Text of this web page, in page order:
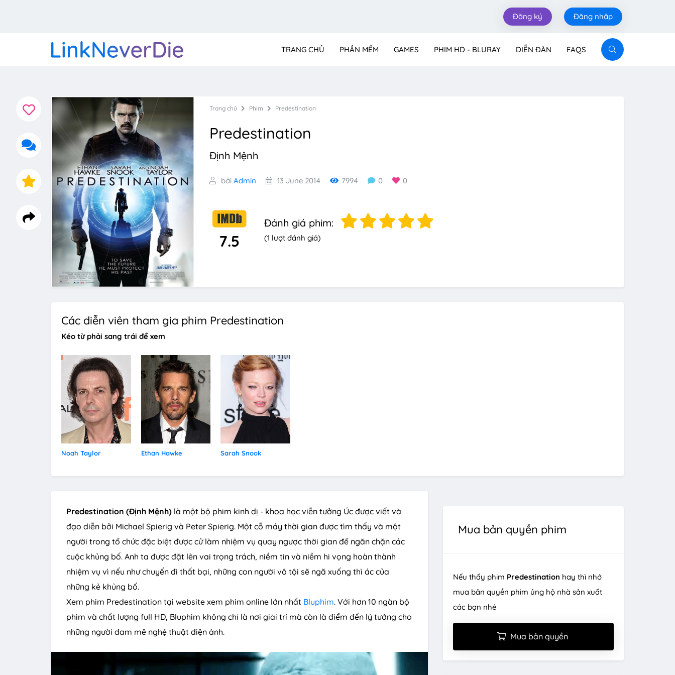
Đăng ký Đăng nhập
TRANG CHỦ PHẦN MỀM GAMES PHIM HD - BLURAY DIỄN ĐÀN FAQS
Trang chủ Phim Predestination
Predestination
Định Mệnh
bởi Admin 13 June 2014 7994 0 0
7.5
Đánh giá phim:
(1 lượt đánh giá)
Các diễn viên tham gia phim Predestination
Kéo từ phải sang trái để xem
Noah Taylor Ethan Hawke Sarah Snook
Predestination (Định Mệnh) là một bộ phim kinh dị - khoa học viễn tưởng Úc được viết và
đạo diễn bởi Michael Spierig và Peter Spierig. Một cỗ máy thời gian được tìm thấy và một
người trong tổ chức đặc biệt được cử làm nhiệm vụ quay ngược thời gian để ngăn chặn các
cuộc khủng bố. Anh ta được đặt lên vai trọng trách, niềm tin và niềm hi vọng hoàn thành
nhiệm vụ vì nếu như chuyến đi thất bại, những con người vô tội sẽ ngã xuống thì ác của
những kẻ khủng bố.
Xem phim Predestination tại website xem phim online lớn nhất Bluphim. Với hơn 10 ngàn bộ
phim và chất lượng full HD, Bluphim không chỉ là nơi giải trí mà còn là điểm đến lý tưởng cho
những người đam mê nghệ thuật điện ảnh.
Mua bản quyền phim
Nếu thấy phim Predestination hay thì nhớ
mua bản quyền phim ủng hộ nhà sản xuất
các bạn nhé
Mua bản quyền